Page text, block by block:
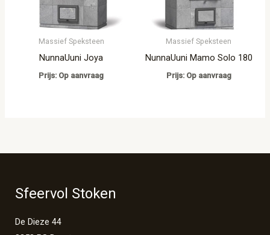
Massief Speksteen
NunnaUuni Joya
Prijs: Op aanvraag
Massief Speksteen
NunnaUuni Mamo Solo 180
Prijs: Op aanvraag
Sfeervol Stoken
De Dieze 44